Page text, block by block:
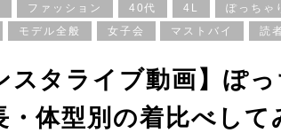
ファッション 40代 4L ぽっちゃ
モデル全般 女子会 マストバイ 読
スタライブ動画】ぽ
体型別の着比べし